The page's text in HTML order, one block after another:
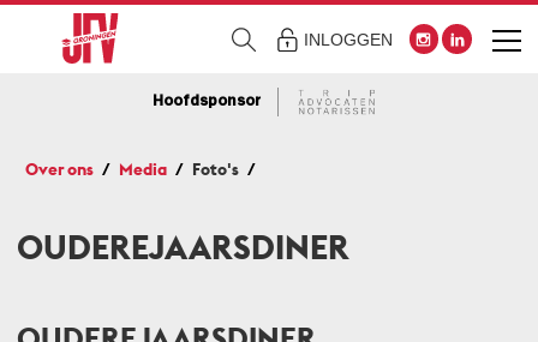
INLOGGEN
Hoofdsponsor
Over ons Media Foto's
OUDEREJAARSDINER